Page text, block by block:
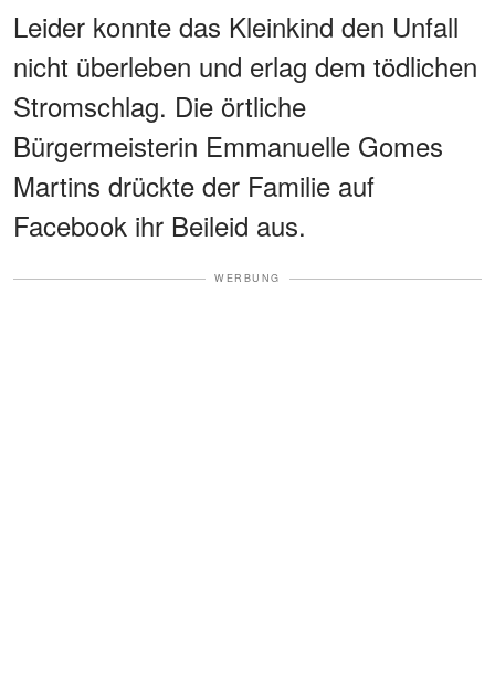
Leider konnte das Kleinkind den Unfall
nicht überleben und erlag dem tödlichen
Stromschlag. Die örtliche
Bürgermeisterin Emmanuelle Gomes
Martins drückte der Familie auf
Facebook ihr Beileid aus.
WERBUNG